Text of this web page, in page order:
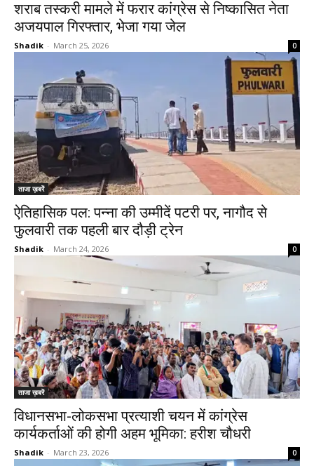
शराब तस्करी मामले में फरार कांग्रेस से निष्कासित नेता
अजयपाल गिरफ्तार, भेजा गया जेल
Shadik - March 25, 2026 0
ताजा ख़बरें
ऐतिहासिक पल: पन्ना की उम्मीदें पटरी पर, नागौद से
फुलवारी तक पहली बार दौड़ी ट्रेन
Shadik - March 24, 2026 0
ताजा ख़बरें
विधानसभा-लोकसभा प्रत्याशी चयन में कांग्रेस
कार्यकर्ताओं की होगी अहम भूमिका: हरीश चौधरी
Shadik - March 23, 2026 0